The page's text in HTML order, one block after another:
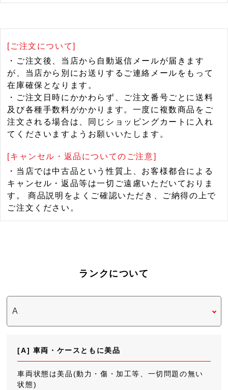
[ご注文について]
・ご注文後、当店から自動返信メールが届きます
が、当店から別にお送りするご連絡メールをもって
在庫確保となります。
・ご注文日時にかかわらず、ご注文番号ごとに送料
及び各種手数料がかかります。一度に複数商品をご
注文される場合は、同じショッピングカートに入れ
てくださいますようお願いいたします。
[キャンセル・返品についてのご注意]
・当店では中古品という性質上、お客様都合による
キャンセル・返品等は一切ご遠慮いただいておりま
す。 商品説明をよくご確認いただき、ご納得の上で
ご注文ください。
ランクについて
[A] 車両・ケースともに美品
車両状態は美品(動力・傷・加工等、一切問題の無い
状態)